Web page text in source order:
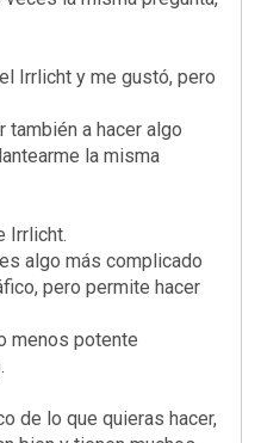
Irrlicht y me gustó, pero
también a hacer algo
la misma
Irrlicht.
algo más complicado
pero permite hacer
menos potente
de lo que quieras hacer,